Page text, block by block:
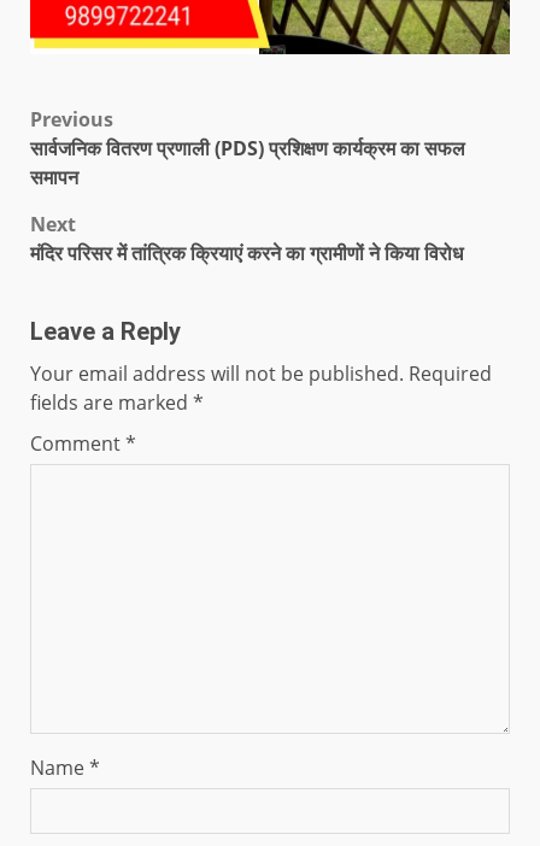
Previous
सार्वजनिक वितरण प्रणाली (PDS) प्रशिक्षण कार्यक्रम का सफल
समापन
Next
मंदिर परिसर में तांत्रिक क्रियाएं करने का ग्रामीणों ने किया विरोध
Leave a Reply
Your email address will not be published. Required
fields are marked *
Comment*
Name*